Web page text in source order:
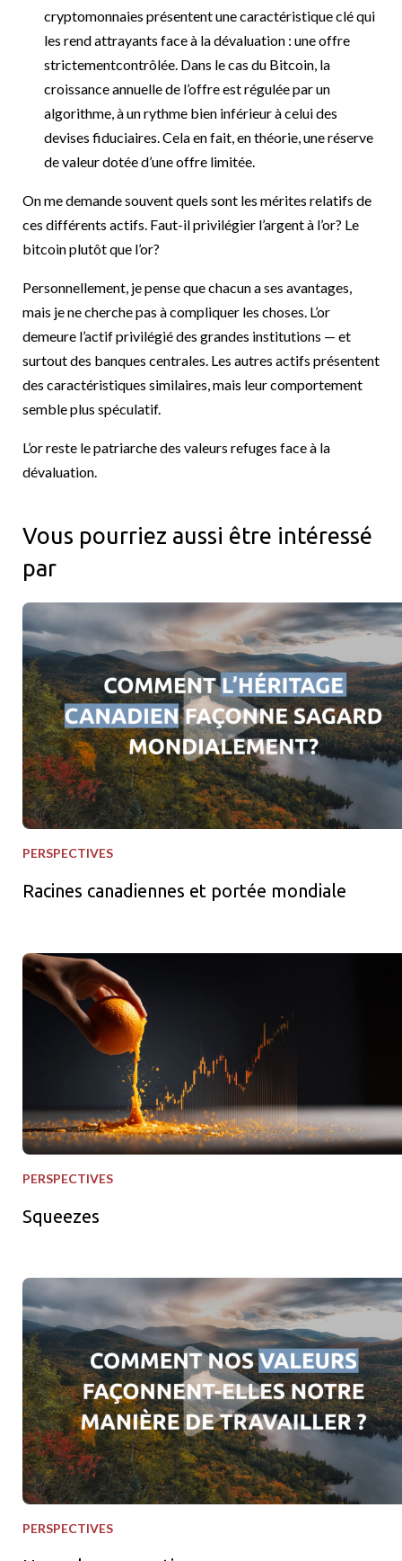
cryptomonnaies présentent une caractéristique clé qui
les rend attrayants face à la dévaluation : une offre
strictementcontrôlée. Dans le cas du Bitcoin, la
croissance annuelle de l’offre est régulée par un
algorithme, à un rythme bien inférieur à celui des
devises fiduciaires. Cela en fait, en théorie, une réserve
de valeur dotée d’une offre limitée.
On me demande souvent quels sont les mérites relatifs de
ces différents actifs. Faut-il privilégier l’argent à l’or? Le
bitcoin plutôt que l’or?
Personnellement, je pense que chacun a ses avantages,
mais je ne cherche pas à compliquer les choses. L’or
demeure l’actif privilégié des grandes institutions — et
surtout des banques centrales. Les autres actifs présentent
des caractéristiques similaires, mais leur comportement
semble plus spéculatif.
L’or reste le patriarche des valeurs refuges face à la
dévaluation.
Vous pourriez aussi être intéressé
par
Racines canadiennes et portée mondiale
PERSPECTIVES
Racines canadiennes et portée mondiale
Squeezes
PERSPECTIVES
Squeezes
Nos valeurs en action
PERSPECTIVES